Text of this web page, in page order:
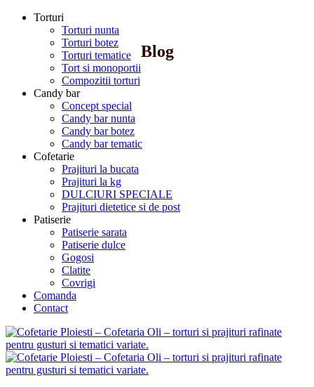
Torturi
Torturi nunta
Torturi botez
Torturi tematice
Tort si monoportii
Compozitii torturi
Candy bar
Concept special
Candy bar nunta
Candy bar botez
Candy bar tematic
Cofetarie
Prajituri la bucata
Prajituri la kg
DULCIURI SPECIALE
Prajituri dietetice si de post
Patiserie
Patiserie sarata
Patiserie dulce
Gogosi
Clatite
Covrigi
Comanda
Contact
Blog